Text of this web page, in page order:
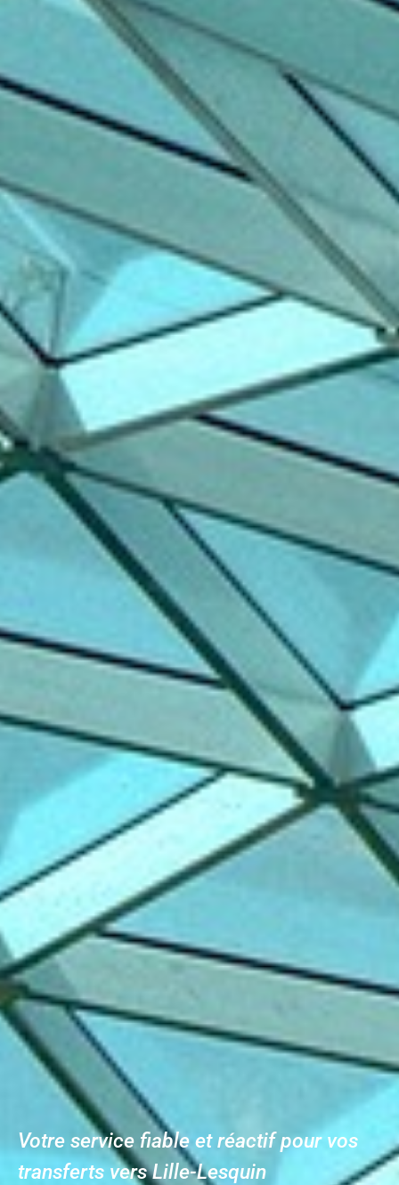
Votre service fiable et réactif pour vos
transferts vers Lille-Lesquin